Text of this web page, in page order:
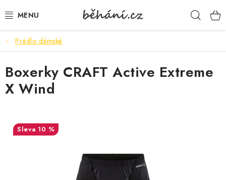
na
BOTY PÁNSKÉ
BOTY DÁMSKÉ
PÁNSKÉ OBLEČENÍ
DÁMSKÉ OBLEČENÍ
DÁRKOVÉ POUKAZY
Prádlo dámské
Boxerky CRAFT Active Extreme
X Wind
10 %